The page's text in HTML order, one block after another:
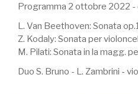
Programma 2 ottobre 2022 -
L. Van Beethoven: Sonata
Z. Kodaly: Sonata per
M. Pilati: Sonata in la magg.
Duo S. Bruno - L. Zambrini -